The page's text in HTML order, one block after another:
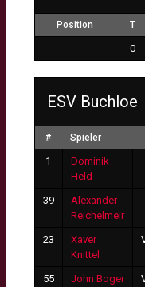
Position T
0
ESV Buchloe
# Spieler
1
Dominik
Held
39
Alexander
Reichelmeir
23
Xaver
Knittel
55 John Boger